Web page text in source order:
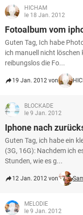
HICHAM
le 18 Jan. 2012
Fotoalbum vom
Guten Tag, Ich habe
ich manuell nicht löschen
reibungslos die Fo...
19 Jan. 2012 von
BLOCKADE
le 9 Jan. 2012
Iphone nach
Guten Tag, ich habe ein
(3G, 16G): Nachdem ich
Stunden, wie es g...
12 Jan. 2012 von
MELODIE
le 9 Jan. 2012